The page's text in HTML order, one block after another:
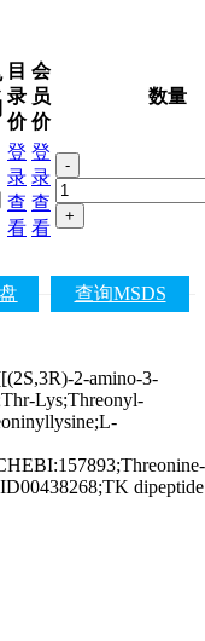
目
录
价
会
员
价
数量
登
录
查
看
登
录
查
看
-
+
查询MSDS
2-amino-3-
Lys;Threonyl-
dipeptide